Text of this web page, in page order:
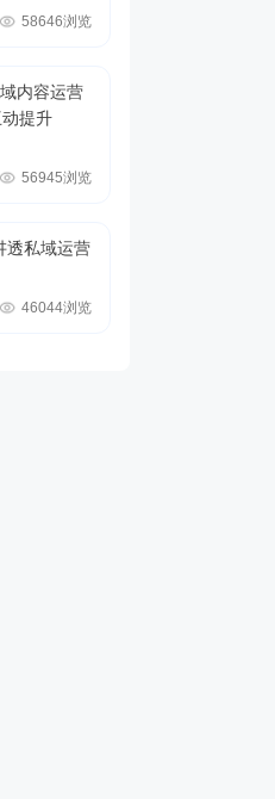
58646浏览
内容运营
提升
56945浏览
透私域运营
46044浏览